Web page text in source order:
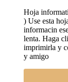
Hoja
) Use esta
informacin
lenta. Haga
imprimirla y
y amigo